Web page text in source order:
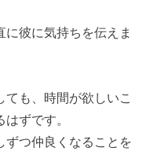
に彼に気持ちを伝えま
も、時間が欲しいこ
ずです。
ずつ仲良くなることを